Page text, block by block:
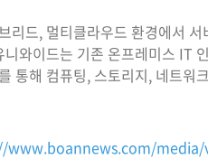
리드, 멀티클라우드 환경에서
와이드는 기존 온프레미스 IT
통해 컴퓨팅, 스토리지, 네트워
www.boannews.com/media/